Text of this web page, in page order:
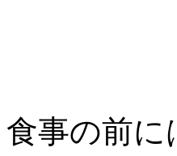
食事の前に